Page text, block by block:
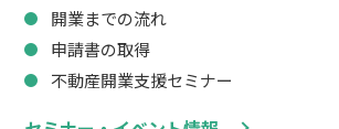
開業までの流れ
申請書の取得
不動産開業支援セミナー